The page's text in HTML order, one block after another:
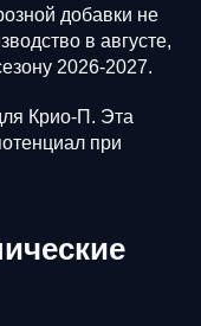
добавки не
в августе,
2026-2027.
Крио-П. Эта
при